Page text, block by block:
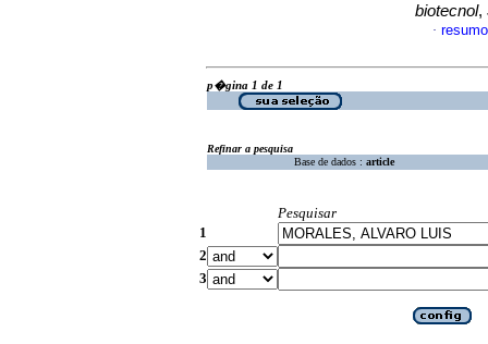
biotecnol,
·
p�gina 1 de 1
Refinar a pesquisa
Base de dados : article
Pesquisar
1
2
3